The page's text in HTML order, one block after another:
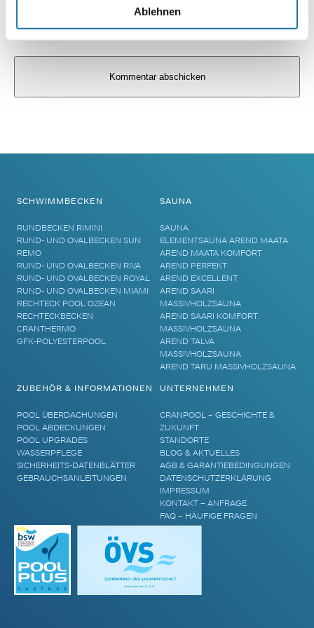
Ablehnen
SCHWIMMBECKEN
RUNDBECKEN RIMINI
RUND- UND OVALBECKEN SUN
REMO
RUND- UND OVALBECKEN RIVA
RUND- UND OVALBECKEN ROYAL
RUND- UND OVALBECKEN MIAMI
RECHTECK POOL OZEAN
RECHTECKBECKEN
CRANTHERMO
GFK-POLYESTERPOOL
SAUNA
SAUNA
ELEMENTSAUNA AREND MAATA
AREND MAATA KOMFORT
AREND PERFEKT
AREND EXCELLENT
AREND SAARI
MASSIVHOLZSAUNA
AREND SAARI KOMFORT
MASSIVHOLZSAUNA
AREND TALVA
MASSIVHOLZSAUNA
AREND TARU MASSIVHOLZSAUNA
ZUBEHÖR & INFORMATIONEN
POOL ÜBERDACHUNGEN
POOL ABDECKUNGEN
POOL UPGRADES
WASSERPFLEGE
SICHERHEITS-DATENBLÄTTER
GEBRAUCHSANLEITUNGEN
UNTERNEHMEN
CRANPOOL – GESCHICHTE &
ZUKUNFT
STANDORTE
BLOG & AKTUELLES
AGB & GARANTIEBEDINGUNGEN
DATENSCHUTZERKLÄRUNG
IMPRESSUM
KONTAKT – ANFRAGE
FAQ – HÄUFIGE FRAGEN